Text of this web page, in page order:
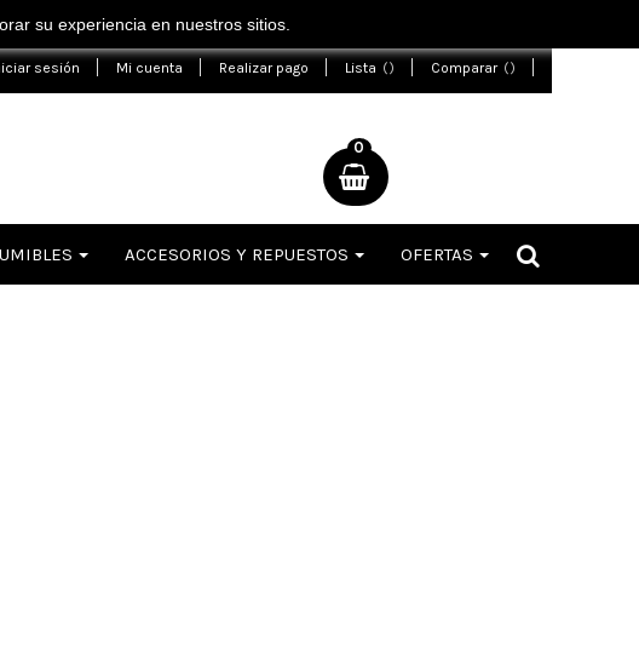
a 50€ !
sesión Mi cuenta Realizar pago Lista Comparar
0
ACCESORIOS Y REPUESTOS OFERTAS
su experiencia en nuestros sitios.